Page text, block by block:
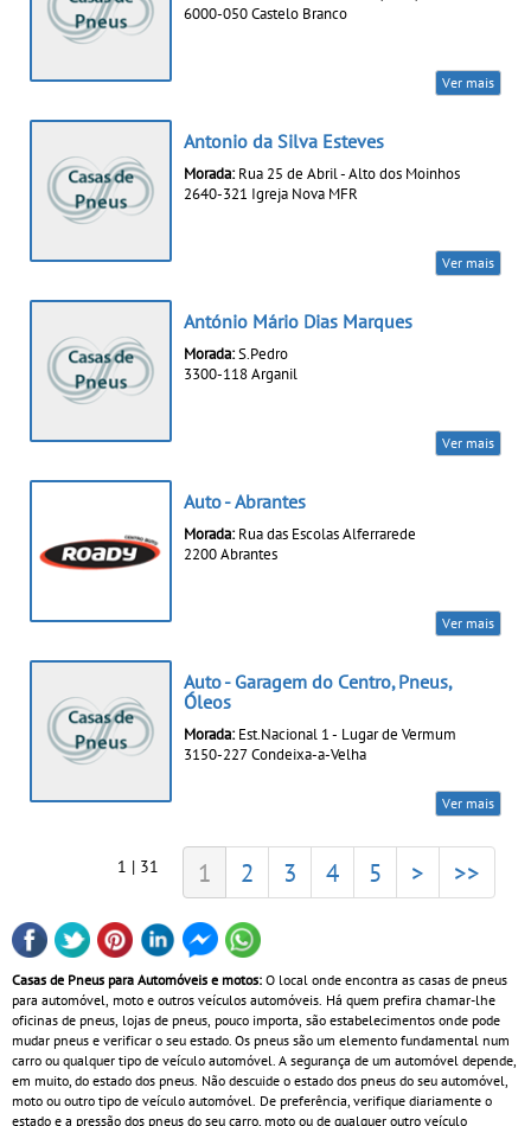
6000-050 Castelo Branco
Ver mais
Antonio da Silva Esteves
Morada: Rua 25 de Abril - Alto dos Moinhos
2640-321 Igreja Nova MFR
Ver mais
António Mário Dias Marques
Morada:S.Pedro
3300-118 Arganil
Ver mais
Auto - Abrantes
Morada: Rua das Escolas Alferrarede
2200 Abrantes
Ver mais
Auto - Garagem do Centro, Pneus,
Óleos
Morada: Est.Nacional 1 - Lugar de Vermum
3150-227 Condeixa-a-Velha
Ver mais
1 | 31 1 2 3 4 5 > >>
Casas de Pneus para Automóveis e motos: O local onde encontra as casas de pneus
para automóvel, moto e outros veículos automóveis. Há quem prefira chamar-lhe
oficinas de pneus, lojas de pneus, pouco importa, são estabelecimentos onde pode
mudar pneus e verificar o seu estado. Os pneus são um elemento fundamental num
carro ou qualquer tipo de veículo automóvel. A segurança de um automóvel depende,
em muito, do estado dos pneus. Não descuide o estado dos pneus do seu automóvel,
moto ou outro tipo de veículo automóvel. De preferência, verifique diariamente o
estado e a pressão dos pneus do seu carro, moto ou de qualquer outro veículo